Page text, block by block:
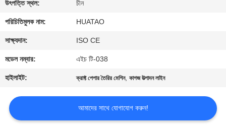
নিয়ন্ত্রণ
যোগাযোগ
করুন
উদ্ধৃতির
উৎপত্তি স্থল: চীন
পরিচিতিমুলক নাম: HUATAO
সাক্ষ্যদান: ISO CE
মডেল নম্বার: এইচ টি-038
হাইলাইট: ক্রাফ্ট পেপার তৈরির মেশিন,কাগজ উত্পাদন লাইন
আমাদের সাথে যোগাযোগ করুন!